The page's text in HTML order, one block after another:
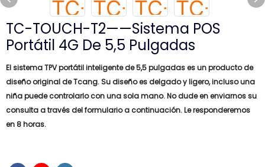
TC-TOUCH-T2——Sistema POS
Portátil 4G De 5,5 Pulgadas
El sistema TPV portátil inteligente de 5,5 pulgadas es un producto de
diseño original de Tcang. Su diseño es delgado y ligero, incluso una
niña puede controlarlo con una sola mano. No dude en enviarnos su
consulta a través del formulario a continuación. Le responderemos
en 8 horas.